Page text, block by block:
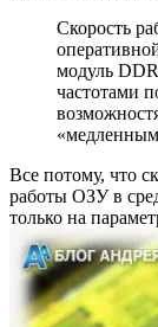
Скорость
модуль
частотами
Все потому, что
работы ОЗУ в
только на